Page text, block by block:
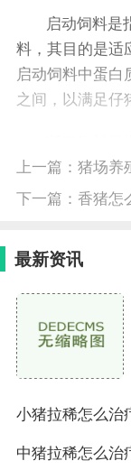
启动饲料是
料，其目的是适
启动饲料中蛋白
之间，以满足仔
所采用的饲料，
需求。断奶饲料
保育饲料是
的生长势头。保
14%~16%，并
种猪是繁殖
力和后代的品
上一篇： 猪场养
下一篇： 香猪怎
最新资讯
小猪拉稀怎么治
中猪拉稀怎么治